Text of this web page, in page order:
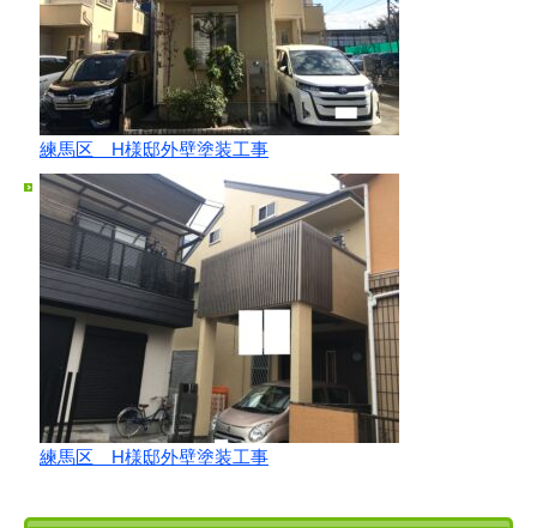
練馬区 H様邸外壁塗装工事
練馬区 H様邸外壁塗装工事